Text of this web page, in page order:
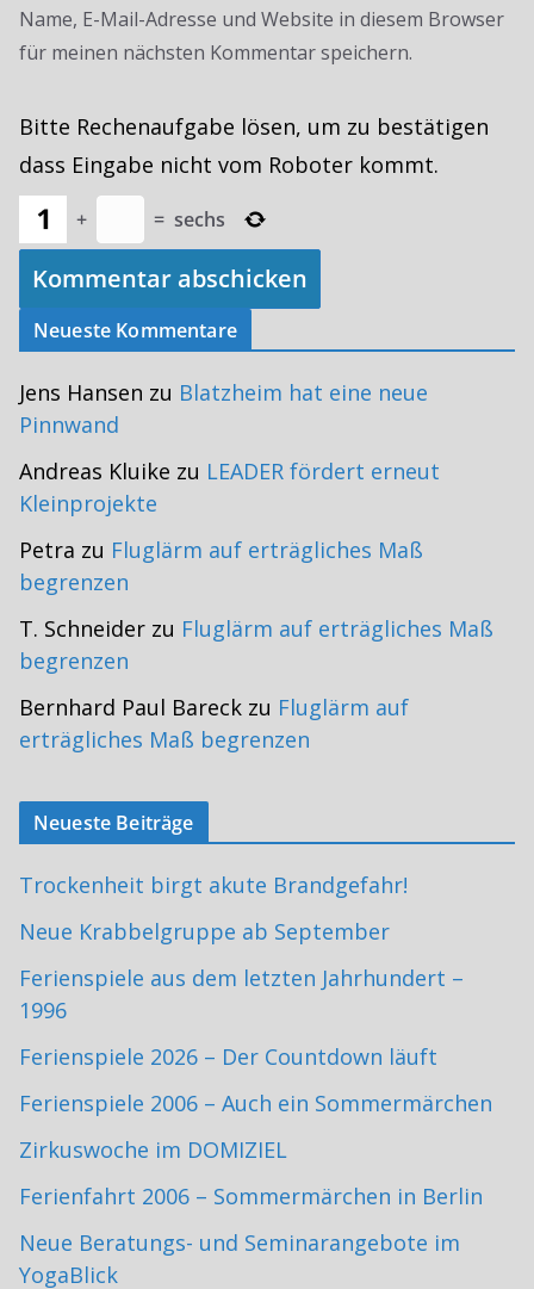
Name, E-Mail-Adresse und Website in diesem Browser
für meinen nächsten Kommentar speichern.
Bitte Rechenaufgabe lösen, um zu bestätigen
dass Eingabe nicht vom Roboter kommt.
+ = sechs
Neueste Kommentare
Jens Hansen zu Blatzheim hat eine neue
Pinnwand
Andreas Kluike zu LEADER fördert erneut
Kleinprojekte
Petra zu Fluglärm auf erträgliches Maß
begrenzen
T. Schneider zu Fluglärm auf erträgliches Maß
begrenzen
Bernhard Paul Bareck zu Fluglärm auf
erträgliches Maß begrenzen
Neueste Beiträge
Trockenheit birgt akute Brandgefahr!
Neue Krabbelgruppe ab September
Ferienspiele aus dem letzten Jahrhundert –
1996
Ferienspiele 2026 – Der Countdown läuft
Ferienspiele 2006 – Auch ein Sommermärchen
Zirkuswoche im DOMIZIEL
Ferienfahrt 2006 – Sommermärchen in Berlin
Neue Beratungs- und Seminarangebote im
YogaBlick